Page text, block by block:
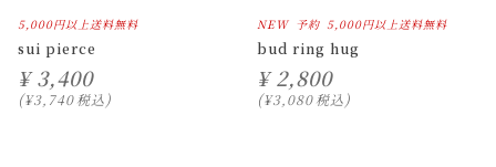
5,000円以上送料無料
sui pierce
¥ 3,400
¥3,740税込
NEW 予約 5,000円以上送料無料
bud ring hug
¥ 2,800
¥3,080税込